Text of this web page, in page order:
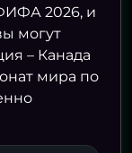
2
07.07 23:00
2026, и
могут
– Канада
мира по